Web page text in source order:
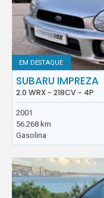
EM DESTAQUE
SUBARU IMPREZA
2.0 WRX - 218CV - 4P
2001
56.268 km
Gasolina